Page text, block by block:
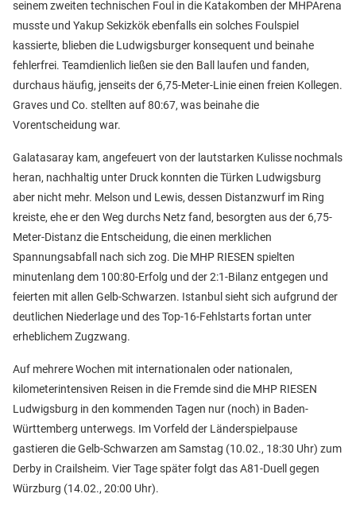
seinem zweiten technischen Foul in die Katakomben der MHPArena
musste und Yakup Sekizkök ebenfalls ein solches Foulspiel
kassierte, blieben die Ludwigsburger konsequent und beinahe
fehlerfrei. Teamdienlich ließen sie den Ball laufen und fanden,
durchaus häufig, jenseits der 6,75-Meter-Linie einen freien Kollegen.
Graves und Co. stellten auf 80:67, was beinahe die
Vorentscheidung war.
Galatasaray kam, angefeuert von der lautstarken Kulisse nochmals
heran, nachhaltig unter Druck konnten die Türken Ludwigsburg
aber nicht mehr. Melson und Lewis, dessen Distanzwurf im Ring
kreiste, ehe er den Weg durchs Netz fand, besorgten aus der 6,75-
Meter-Distanz die Entscheidung, die einen merklichen
Spannungsabfall nach sich zog. Die MHP RIESEN spielten
minutenlang dem 100:80-Erfolg und der 2:1-Bilanz entgegen und
feierten mit allen Gelb-Schwarzen. Istanbul sieht sich aufgrund der
deutlichen Niederlage und des Top-16-Fehlstarts fortan unter
erheblichem Zugzwang.
Auf mehrere Wochen mit internationalen oder nationalen,
kilometerintensiven Reisen in die Fremde sind die MHP RIESEN
Ludwigsburg in den kommenden Tagen nur (noch) in Baden-
Württemberg unterwegs. Im Vorfeld der Länderspielpause
gastieren die Gelb-Schwarzen am Samstag (10.02., 18:30 Uhr) zum
Derby in Crailsheim. Vier Tage später folgt das A81-Duell gegen
Würzburg (14.02., 20:00 Uhr).